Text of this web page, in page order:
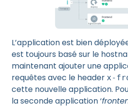
L’application est bien
est toujours basé sur le
maintenant ajouter une
requêtes avec le header x-
cette nouvelle application.
la seconde application ‘